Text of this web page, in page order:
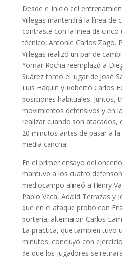
Desde el inicio del
Villegas mantendrá la línea de
contraste con la línea de
técnico, Antonio Carlos Zago.
Villegas realizó un par de
Yomar Rocha reemplazó a
Suárez tomó el lugar de José
Luis Haquin y Roberto Carlos
posiciones habituales. Juntos,
movimientos defensivos y en
realizar cuando son atacados,
20 minutos antes de pasar a
media cancha.
En el primer ensayo del
mantuvo a los cuatro
mediocampo alineó a Henry
Pablo Vaca, Adalid Terrazas y
que en el ataque probó con
portería, alternaron Carlos
La práctica, que también tuvo
minutos, concluyó con
de que los jugadores se